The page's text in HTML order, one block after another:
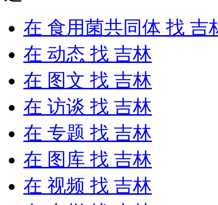
在 食用菌共同体 找 吉
在 动态 找 吉林
在 图文 找 吉林
在 访谈 找 吉林
在 专题 找 吉林
在 图库 找 吉林
在 视频 找 吉林